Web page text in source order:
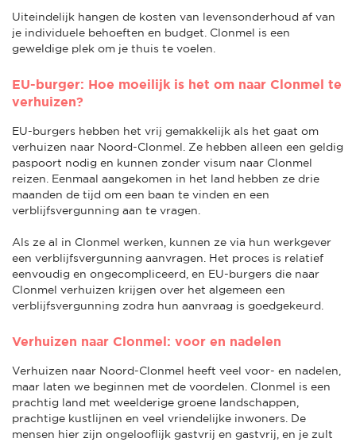
Uiteindelijk hangen de kosten van levensonderhoud af van
je individuele behoeften en budget. Clonmel is een
geweldige plek om je thuis te voelen.
EU-burger: Hoe moeilijk is het om naar Clonmel te
verhuizen?
EU-burgers hebben het vrij gemakkelijk als het gaat om
verhuizen naar Noord-Clonmel. Ze hebben alleen een geldig
paspoort nodig en kunnen zonder visum naar Clonmel
reizen. Eenmaal aangekomen in het land hebben ze drie
maanden de tijd om een baan te vinden en een
verblijfsvergunning aan te vragen.
Als ze al in Clonmel werken, kunnen ze via hun werkgever
een verblijfsvergunning aanvragen. Het proces is relatief
eenvoudig en ongecompliceerd, en EU-burgers die naar
Clonmel verhuizen krijgen over het algemeen een
verblijfsvergunning zodra hun aanvraag is goedgekeurd.
Verhuizen naar Clonmel: voor en nadelen
Verhuizen naar Noord-Clonmel heeft veel voor- en nadelen,
maar laten we beginnen met de voordelen. Clonmel is een
prachtig land met weelderige groene landschappen,
prachtige kustlijnen en veel vriendelijke inwoners. De
mensen hier zijn ongelooflijk gastvrij en gastvrij, en je zult